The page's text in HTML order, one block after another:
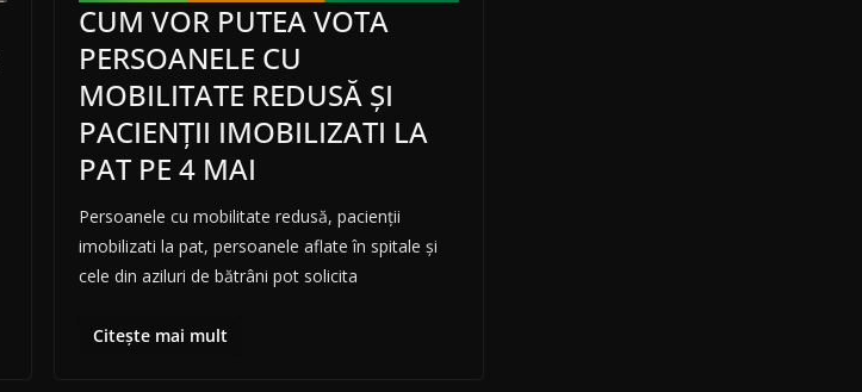
CUM VOR PUTEA VOTA
PERSOANELE CU
MOBILITATE REDUSĂ ȘI
PACIENȚII IMOBILIZATI LA
PAT PE 4 MAI
Persoanele cu mobilitate redusă, pacienții
imobilizati la pat, persoanele aflate în spitale și
cele din aziluri de bătrâni pot solicita
Citește mai mult